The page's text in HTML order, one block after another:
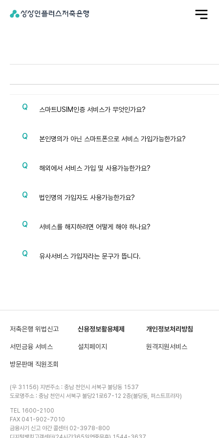
전
체
서
스마트USIM인증 서비스가 무엇인가요?
본인명의가 아닌 스마트폰으로 서비스 가입가능한가요?
해외에서 서비스 가입 및 사용가능한가요?
법인명의 가입자도 사용가능한가요?
서비스를 해지하려면 어떻게 해야 하나요?
유사서비스 가입자라는 문구가 뜹니다.
저축은행 위법신고 신용정보활용체제 개인정보처리방침
서민금융 서비스 설치페이지 원격지원서비스
방문판매 직원조회
(우 31156) 지번주소 : 충남 천안시 서북구 불당동 1537
도로명주소 : 충남 천안시 서북구 불당21로67-12 2층(불당동, 퍼스트프라자)
TEL 1600-2100
FAX 041-902-7010
금융사기 신고 야간 콜센터 02-3978-800